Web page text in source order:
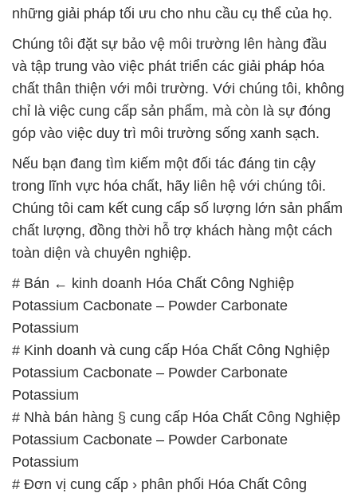
những giải pháp tối ưu cho nhu cầu cụ thể của họ.
Chúng tôi đặt sự bảo vệ môi trường lên hàng đầu
và tập trung vào việc phát triển các giải pháp hóa
chất thân thiện với môi trường. Với chúng tôi, không
chỉ là việc cung cấp sản phẩm, mà còn là sự đóng
góp vào việc duy trì môi trường sống xanh sạch.
Nếu bạn đang tìm kiếm một đối tác đáng tin cậy
trong lĩnh vực hóa chất, hãy liên hệ với chúng tôi.
Chúng tôi cam kết cung cấp số lượng lớn sản phẩm
chất lượng, đồng thời hỗ trợ khách hàng một cách
toàn diện và chuyên nghiệp.
# Bán ← kinh doanh Hóa Chất Công Nghiệp
Potassium Cacbonate – Powder Carbonate
Potassium
# Kinh doanh và cung cấp Hóa Chất Công Nghiệp
Potassium Cacbonate – Powder Carbonate
Potassium
# Nhà bán hàng § cung cấp Hóa Chất Công Nghiệp
Potassium Cacbonate – Powder Carbonate
Potassium
# Đơn vị cung cấp › phân phối Hóa Chất Công